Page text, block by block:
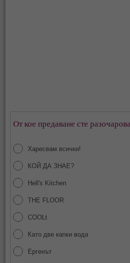
От кое предаване сте
Харесвам всички!
КОЙ ДА ЗНАЕ?
Hell's Kitchen
THE FLOOR
COOLt
Като две капки вода
Ергенът